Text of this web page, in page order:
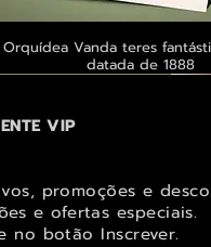
Visualização rápida
Orquídea Vanda teres
datada de 1888
VIP
promoções e
e ofertas especiais.
no botão Inscrever.